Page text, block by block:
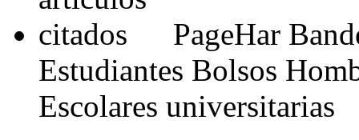
PageHar
Estudiantes Bolsos
Escolares universitarias